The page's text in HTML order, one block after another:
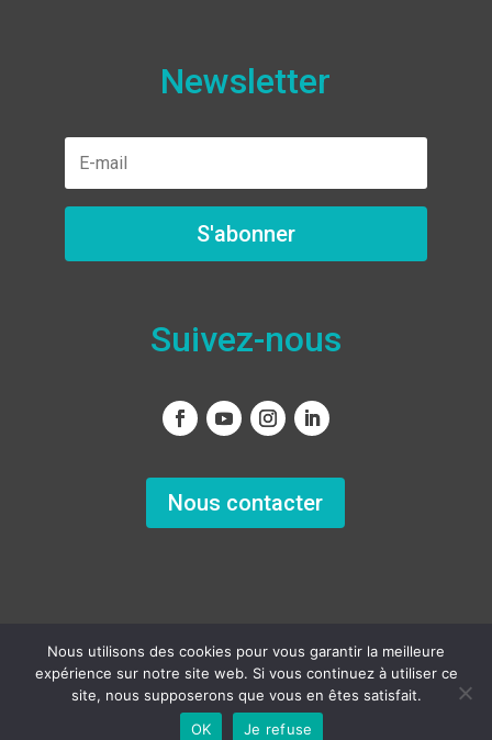
Newsletter
S'abonner
Suivez-nous
Nous contacter
Copyright© 2011 – 2022 – Tous droits réservés
Nous utilisons des cookies pour vous garantir la meilleure
expérience sur notre site web. Si vous continuez à utiliser ce
site, nous supposerons que vous en êtes satisfait.
OK
Je refuse